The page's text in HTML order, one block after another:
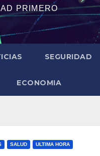
PRIMERO
SEGURIDAD
ECONOMIA
SALUD ULTIMA HORA